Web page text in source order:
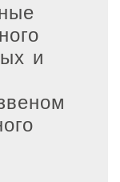
и